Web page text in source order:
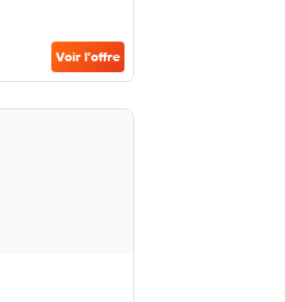
Voir l’offre